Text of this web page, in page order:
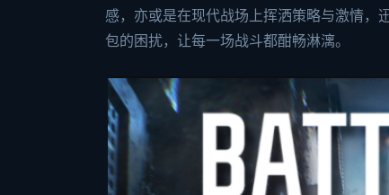
感，亦或是在现代战场上挥洒策略与激情，
包的困扰，让每一场战斗都酣畅淋漓。